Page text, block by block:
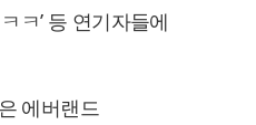
ㅋ’ 등 연기자들에
에버랜드